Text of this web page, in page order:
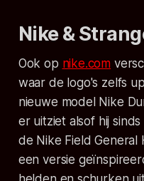
Nike &
Ook op nike.com
waar de logo's zelfs
nieuwe model Nike
er uitziet alsof hij
de Nike Field General
een versie